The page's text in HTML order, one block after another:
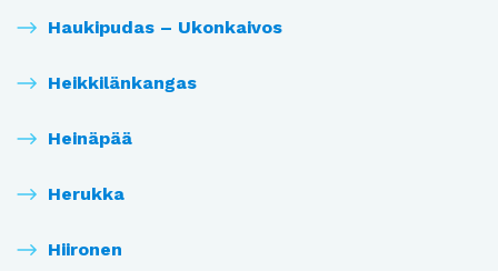
Haukipudas – Ukonkaivos
Heikkilänkangas
Heinäpää
Herukka
Hiironen